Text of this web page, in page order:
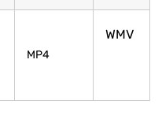
MP4
WMV